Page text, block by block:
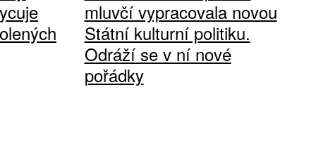
mluvčí vypracovala novou
Státní kulturní politiku.
Odráží se v ní nové
pořádky